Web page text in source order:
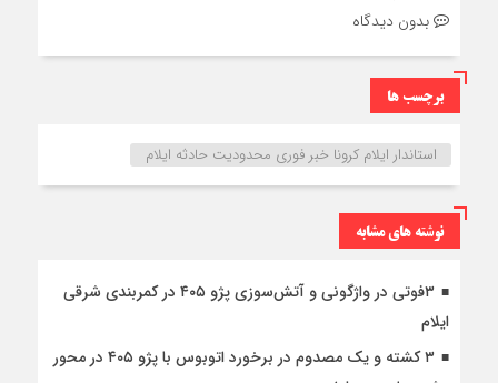
بدون دیدگاه
برچسب ها
استاندار ایلام کرونا خبر فوری محدودیت حادثه ایلام
نوشته های مشابه
۳فوتی در واژگونی و آتش‌سوزی پژو ۴۰۵ در کمربندی شرقی
ایلام
۳ کشته و یک مصدوم در برخورد اتوبوس با پژو ۴۰۵ در محور